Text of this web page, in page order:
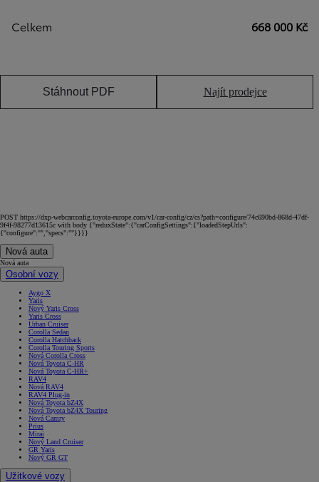
Celkem 668 000 Kč
Stáhnout PDF Najít prodejce
POST https://dxp-webcarconfig.toyota-europe.com/v1/car-config/cz/cs?path=configure/74c690bd-868d-47df-
9f4f-98277d13615c with body {"reduxState":{"carConfigSettings":{"loadedStepUrls":
{"configure":"","specs":""}}}}
Nová auta
Nová auta
Osobní vozy
Aygo X
Yaris
Nový Yaris Cross
Yaris Cross
Urban Cruiser
Corolla Sedan
Corolla Hatchback
Corolla Touring Sports
Nová Corolla Cross
Nová Toyota C-HR
Nová Toyota C-HR+
RAV4
Nová RAV4
RAV4 Plug-in
Nová Toyota bZ4X
Nová Toyota bZ4X Touring
Nová Camry
Prius
Mirai
Nový Land Cruiser
GR Yaris
Nový GR GT
Užitkové vozy